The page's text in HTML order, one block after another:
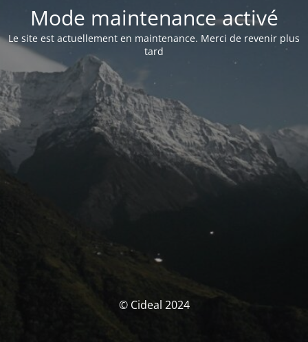
Mode maintenance activé
Le site est actuellement en maintenance. Merci de revenir plus
tard
© Cideal 2024